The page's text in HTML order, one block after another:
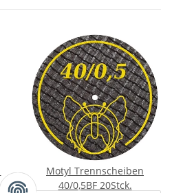
Motyl Trennscheiben
40/0,5BF 20Stck.